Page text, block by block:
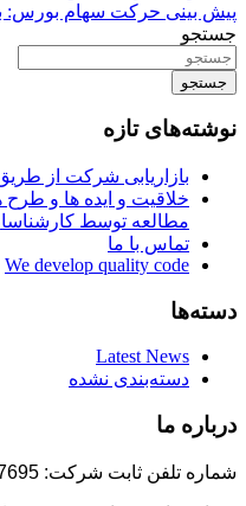
پیش بینی حرکت سهام بورس:
جستجو
جستجو
نوشته‌های تازه
بازاریابی شرکت از
خلاقیت و ایده ها و
مطالعه توسط
تماس با ما
We develop quality code
دسته‌ها
Latest News
دسته‌بندی نشده
درباره ما
شماره تلفن ثابت شرکت: 02136737695